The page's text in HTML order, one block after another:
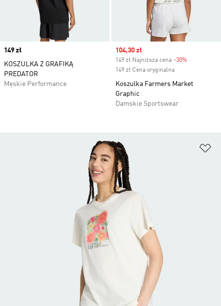
Price
149 zł
KOSZULKA Z GRAFIKĄ
PREDATOR
Męskie Performance
Sale price
104,30 zł
149 zł Najniższa cena -30%
149 zł Cena oryginalna
Koszulka Farmers Market
Graphic
Damskie Sportswear